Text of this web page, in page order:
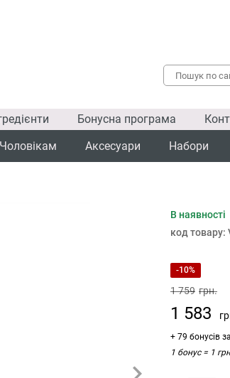
Бонусна програма
Чоловікам Аксесуари Набори
SALE
В наявності
код товару:
-10%
1 759 грн.
1 583
+ 79 бонусів
1 бонус = 1